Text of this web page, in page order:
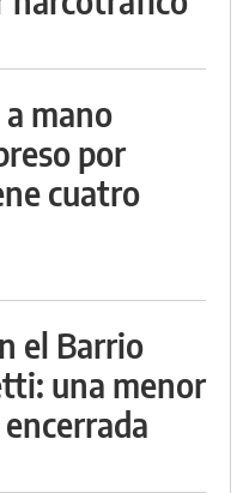
mano
por
cuatro
el Barrio
una menor